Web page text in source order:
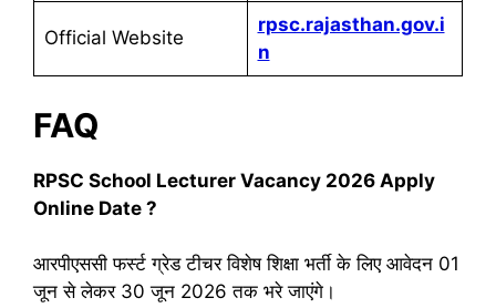
Official Website
rpsc.rajasthan.gov.i
n
FAQ
RPSC School Lecturer Vacancy 2026 Apply
Online Date ?
आरपीएससी फर्स्ट ग्रेड टीचर विशेष शिक्षा भर्ती के लिए आवेदन 01
जून से लेकर 30 जून 2026 तक भरे जाएंगे।